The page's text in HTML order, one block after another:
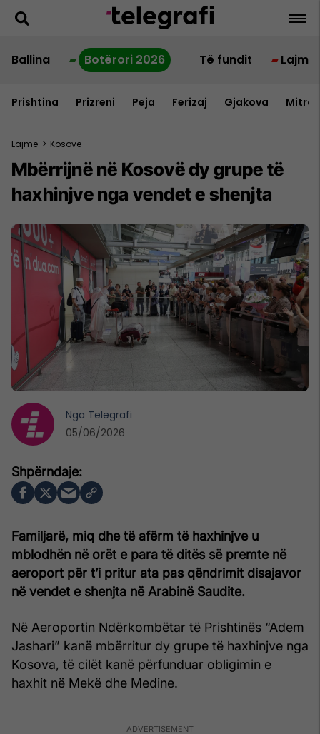
Ballina Botërori 2026 Të fundit Lajme
Prishtina Prizreni Peja Ferizaj Gjakova
Lajme > Kosovë
Mbërrijnë në Kosovë dy grupe të
haxhinjve nga vendet e shenjta
Familjarë, miq dhe të afërm të haxhinjve u
mblodhën në orët e para të ditës së premte në
aeroport për t’i pritur ata pas qëndrimit disajavor
në vendet e shenjta në Arabinë Saudite.
Në Aeroportin Ndërkombëtar të Prishtinës “Adem
Jashari” kanë mbërritur dy grupe të haxhinjve nga
Kosova, të cilët kanë përfunduar obligimin e
haxhit në Mekë dhe Medine.
Nga Telegrafi
05/06/2026